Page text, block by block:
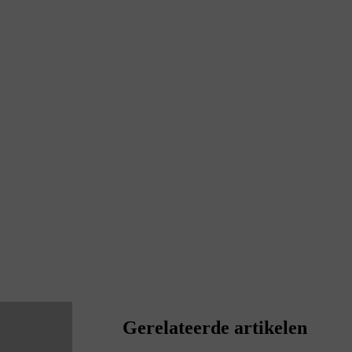
Gerelateerde artikelen